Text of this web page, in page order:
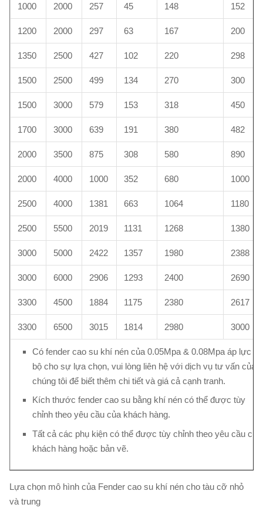
1000 2000 257 45 148 152
1200 2000 297 63 167 200
1350 2500 427 102 220 298
1500 2500 499 134 270 300
1500 3000 579 153 318 450
1700 3000 639 191 380 482
2000 3500 875 308 580 890
2000 4000 1000 352 680 1000
2500 4000 1381 663 1064 1180
2500 5500 2019 1131 1268 1380
3000 5000 2422 1357 1980 2388
3000 6000 2906 1293 2400 2690
3300 4500 1884 1175 2380 2617
3300 6500 3015 1814 2980 3000
Có fender cao su khí nén của 0.05Mpa & 0.08Mpa áp lực
bộ cho sự lựa chọn, vui lòng liên hệ với dịch vụ tư vấn của
chúng tôi để biết thêm chi tiết và giá cả cạnh tranh.
Kích thước fender cao su bằng khí nén có thể được tùy
chỉnh theo yêu cầu của khách hàng.
Tất cả các phụ kiện có thể được tùy chỉnh theo yêu cầu của
khách hàng hoặc bản vẽ.
Lựa chọn mô hình của Fender cao su khí nén cho tàu cỡ nhỏ
và trung